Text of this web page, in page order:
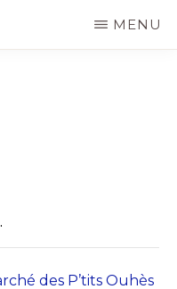
MENU
des P’tits Ouhès